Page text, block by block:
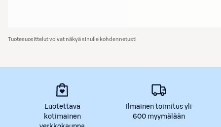
Tuotesuosittelut voivat näkyä sinulle kohdennetusti
Luotettava
kotimainen
Ilmainen toimitus yli
600 myymälään